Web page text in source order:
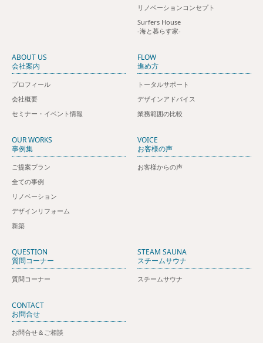
リノベーションコンセプト
Surfers House
‐海と暮らす家‐
ABOUT US
会社案内
プロフィール
会社概要
セミナー・イベント情報
FLOW
進め方
トータルサポート
デザインアドバイス
業務範囲の比較
OUR WORKS
事例集
ご提案プラン
全ての事例
リノベーション
デザインリフォーム
新築
VOICE
お客様の声
お客様からの声
QUESTION
質問コーナー
質問コーナー
STEAM SAUNA
スチームサウナ
スチームサウナ
CONTACT
お問合せ
お問合せ＆ご相談